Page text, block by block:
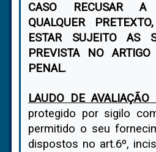
CASO RECUSAR A
QUALQUER
ESTAR SUJEITO AS
PREVISTA NO
PENAL.
LAUDO DE
protegido por sigilo
permitido o seu
dispostos no art.6º,